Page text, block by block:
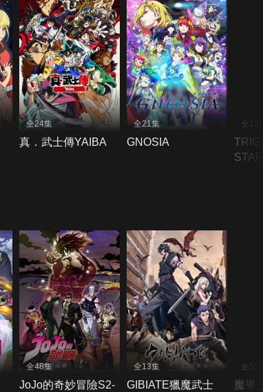
全24集
真．武士傳YAIBA
全21集
GNOSIA
全12
全48集
JoJo的奇妙冒險S2-
全13集
GIBIATE獵魔武士
全51
魔導